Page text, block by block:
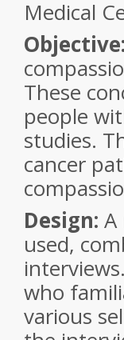
Medical
Objective:
These
people
studies.
cancer
Design: A
used,
who
various